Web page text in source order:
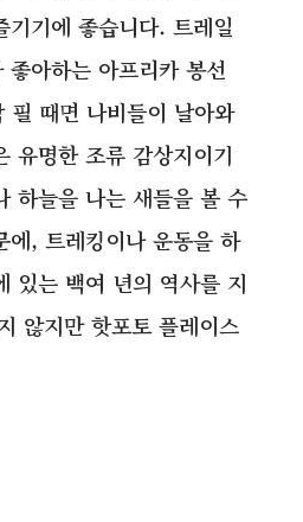
기에 좋습니다. 트레일
아하는 아프리카 봉선
때면 나비들이 날아와
유명한 조류 감상지이기
하늘을 나는 새들을 볼 수
에, 트레킹이나 운동을 하
있는 백여 년의 역사를 지
않지만 핫포토 플레이스